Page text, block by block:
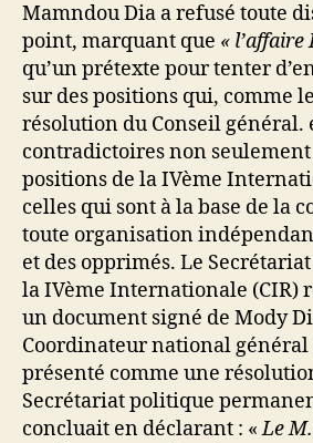
Mamndou Dia a refusé toute
point, marquant que « l’affaire
qu’un prétexte pour tenter
sur des positions qui, comme
résolution du Conseil général.
contradictoires non seulement
positions de la IVème
celles qui sont à la base de la
toute organisation
et des opprimés. Le
la IVème Internationale (CIR)
un document signé de Mody
Coordinateur national général
présenté comme une
Secrétariat politique
concluait en déclarant : «Le